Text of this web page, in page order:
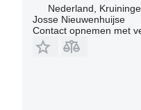
Nederland,
Josse Nieuwenhuijse
Contact opnemen met